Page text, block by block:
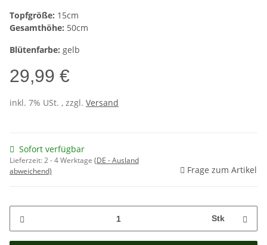
Topfgröße: 15cm
Gesamthöhe: 50cm
Blütenfarbe: gelb
29,99 €
inkl. 7% USt. , zzgl. Versand
Sofort verfügbar
Lieferzeit:2 - 4 Werktage (DE - Ausland
abweichend)
Frage zum Artikel
Stk